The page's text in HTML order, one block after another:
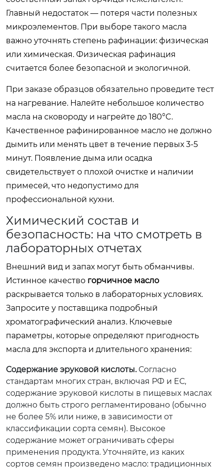
Главный недостаток — потеря части полезных
микроэлементов. При выборе такого масла
важно уточнять степень рафинации: физическая
или химическая. Физическая рафинация
считается более безопасной и экологичной.
При заказе образцов обязательно проведите тест
на нагревание. Налейте небольшое количество
масла на сковороду и нагрейте до 180°C.
Качественное рафинированное масло не должно
дымить или менять цвет в течение первых 3-5
минут. Появление дыма или осадка
свидетельствует о плохой очистке и наличии
примесей, что недопустимо для
профессиональной кухни.
Химический состав и
безопасность: на что смотреть в
лабораторных отчетах
Внешний вид и запах могут быть обманчивы.
Истинное качество горчичное масло
раскрывается только в лабораторных условиях.
Запросите у поставщика подробный
хроматографический анализ. Ключевые
параметры, которые определяют пригодность
масла для экспорта и длительного хранения:
Содержание эруковой кислоты.Согласно
стандартам многих стран, включая РФ и ЕС,
содержание эруковой кислоты в пищевых маслах
должно быть строго регламентировано (обычно
не более 5% или ниже, в зависимости от
классификации сорта семян). Высокое
содержание может ограничивать сферы
применения продукта. Уточняйте, из каких
сортов семян произведено масло: традиционных